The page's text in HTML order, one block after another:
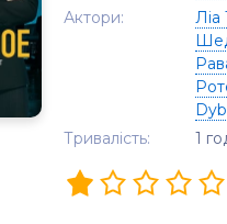
Актори:
Ліа
Тривалість:
1